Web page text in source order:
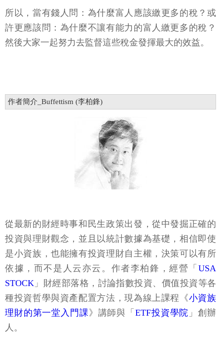
所以，當有錢人問：為什麼富人應該繳更多的稅？或
許更應該問：為什麼不讓有能力的富人繳更多的稅？
然後大家一起努力去監督這些稅金發揮最大的效益。
作者簡介_Buffettism (李柏鋒)
從最新的財經時事和民生政策出發，從中發掘正確的
投資與理財觀念，並且以統計數據為基礎，相信即使
是小資族，也能擁有投資理財自主權，決策可以有所
依據，而不是人云亦云。作者李柏鋒，經營「 USA
STOCK 」財經部落格，討論指數投資、價值投資等各
種投資哲學與資產配置方法，現為線上課程《小資族
理財的第一堂入門課 》講師與「ETF投資學院 」創辦
人。